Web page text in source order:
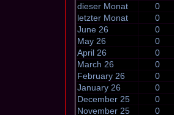
dieser Monat
0
letzter Monat
0
June 26
0
May 26
0
April 26
0
March 26
0
February 26
0
January 26
0
December 25
0
November 25
0